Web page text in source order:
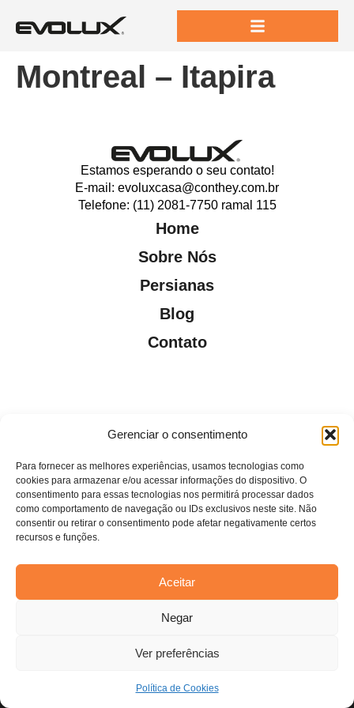
Gerenciar o consentimento
Para fornecer as melhores experiências, usamos tecnologias como
cookies para armazenar e/ou acessar informações do dispositivo. O
consentimento para essas tecnologias nos permitirá processar dados
como comportamento de navegação ou IDs exclusivos neste site. Não
consentir ou retirar o consentimento pode afetar negativamente certos
recursos e funções.
Aceitar
Negar
Ver preferências
Política de Cookies
Montreal – Itapira
Estamos esperando o seu contato!
E-mail: evoluxcasa@conthey.com.br
Telefone: (11) 2081-7750 ramal 115
Home
Sobre Nós
Persianas
Blog
Contato
Todos os direitos reservados. Anfi Lab Marketing
Estamos usando cookies para oferecer a você a melhor
configurações.